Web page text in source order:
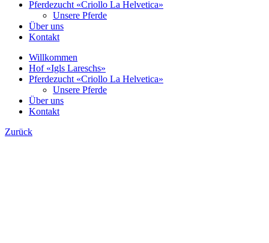
Pferdezucht «Criollo La Helvetica»
Unsere Pferde
Über uns
Kontakt
Willkommen
Hof «Igls Lareschs»
Pferdezucht «Criollo La Helvetica»
Unsere Pferde
Über uns
Kontakt
Zurück